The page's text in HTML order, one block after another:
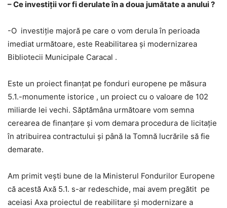
– Ce investiţii vor fi derulate în a doua jumătate a anului ?
-O investiţie majoră pe care o vom derula în perioada
imediat următoare, este Reabilitarea şi modernizarea
Bibliotecii Municipale Caracal .
Este un proiect finanţat pe fonduri europene pe măsura
5.1.-monumente istorice , un proiect cu o valoare de 102
miliarde lei vechi. Săptămâna următoare vom semna
cerearea de finanţare şi vom demara procedura de licitaţie
în atribuirea contractului şi până la Tomnă lucrările să fie
demarate.
Am primit veşti bune de la Ministerul Fondurilor Europene
că acestă Axă 5.1. s-ar redeschide, mai avem pregătit pe
aceiasi Axa proiectul de reabilitare şi modernizare a